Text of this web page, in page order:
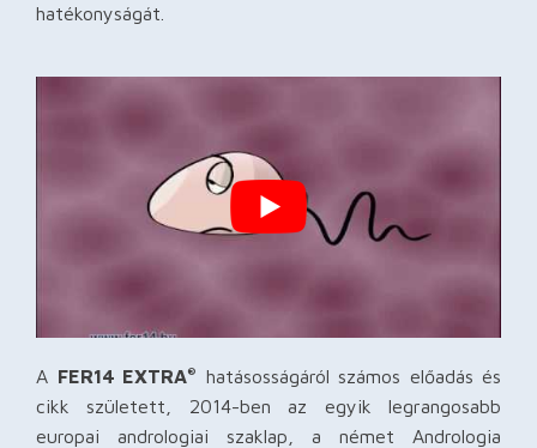
hatékonyságát.
A FER14 EXTRA®
hatásosságáról számos előadás és
cikk született, 2014-ben az egyik legrangosabb
europai andrologiai szaklap, a német Andrologia